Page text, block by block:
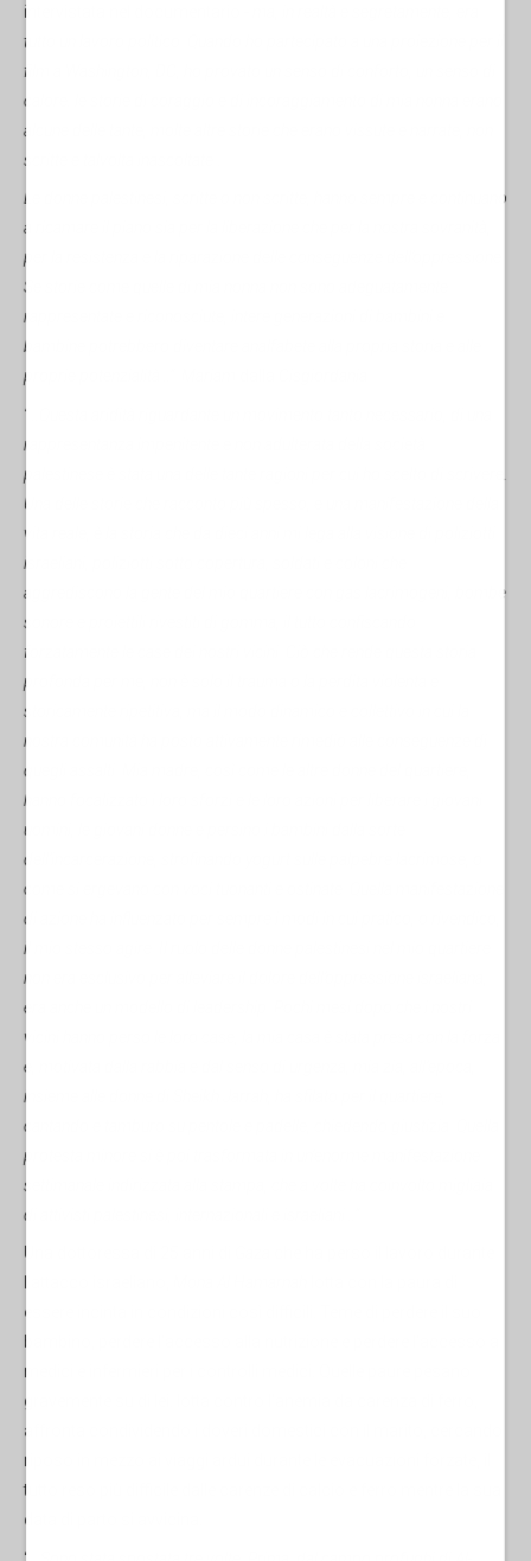
intervistata nel documentario -
tutto un lavoro politico. Quando ho partecipato a una proiezione per il
film a Washington, DC, ho provato un senso di conforto, un senso di
calore: le storie di coraggio e di incoraggiamento di mia nonna erano
alcune delle tante, molte altre storie che erano vissute e narrate, non
scritte e talvolta inascoltate.
Le donne palestinesi, scritte o non scritte, hanno sempre e continuano
a ricamare il piano sia per la liberazione che per la nostra sovranità,
per la resistenza e la riparazione delle conseguenze dell’oppressione.
Se storie come quelle di mia nonna non sono adeguatamente
rappresentate e riconosciute, intere generazioni di bambini e
bambine potrebbero diventare analfabete alla propria storia e alle
proprie potenzialità…”. Mariam
“…Questa aridità riguardante un movimento tanto necessario, di una
rappresentanza impenitente e non adulterata della società
palestinese è stata una delle tante ragioni per cui ho scelto di scrivere.
Una delle storie che racconto più spesso, e una manifestazione della
vita reale, è la storia che da dieci anni mi lega alla visione di poliziotti
israeliani, poliziotti sotto copertura, soldati e coloni che
aggrediscono la gente del mio quartiere con gas lacrimogeni, bombe
sonore e proiettili rivestiti di gomma, il tutto confiscando
forzatamente le case dei nostri vicini. Ciò che rende questa storia
profonda per me, non è solo il trauma o la perdita violenta e
storicamente ripetitiva, ma il modo dinamico e collettivo in cui la
nostra comunità ha posto attivamente rimedio alle conseguenze di
quegli assalti.
hanno focalizzato i loro sforzi e le loro azioni per liberare i giovani
uomini, le giovani donne e persino i bambini dalla sorte
dell’incarcerazione, strofinando yogurt sulle palpebre lacrimose, o
come si ergevano con voci tuonanti e ostinate. Quella manifestazione
di azione ha influenzato per sempre i modi in cui pratico, o rivendico,
il mio stesso agire.
non era esclusivo per alleviare il dolore dell’oppressione israeliana,
era anche un modello di leadership. Pochi mesi dopo che i nostri
vicini hanno perso le loro case, la mia casa è stata presa con la forza
e, motivata dalla rabbia e dal senso di urgenza, mia zia, all’epoca,
insieme alle donne di Sheikh Jarrah, ha sfilato per il quartiere,
cantando e tamburo su pentole e padelle, chiedendo giustizia. Quella
protesta minore si è poi trasformata in un’enorme manifestazione
settimanale indirizzata alla stampa, che a volte ha coinvolto migliaia
di attivisti palestinesi, internazionali e israeliani…”.
Una dottoressa di 25 anni di
essere incinta in condizioni così difficili. Teme di perdere il suo
medici e infermieri per i controlli medici. Quelle paure pesano
gravemente su di lei. lotta contro l'anemia da carenza di ferro,
affronta condividendo i doveri domestici con il marito, cercando
riposo in mezzo ai viaggi ardui durante le evacuazioni forzate, il
tutto reso più difficile dalle carenze di calcio e ferro mentre la sua
data di parto si avvicina.